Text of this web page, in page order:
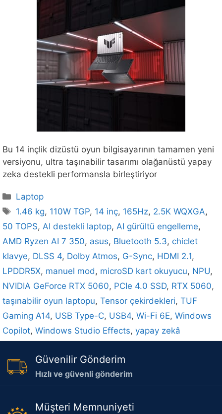
Bu 14 inçlik dizüstü oyun bilgisayarının tamamen yeni
versiyonu, ultra taşınabilir tasarımı olağanüstü yapay
zeka destekli performansla birleştiriyor
Kategoriler
Laptop
Etiketler
1.46 kg, 110W TGP, 14 inç, 165Hz, 2.5K WQXGA,
50 TOPS, AI destekli laptop, AI gürültü engelleme,
AMD Ryzen AI 7 350, asus, Bluetooth 5.3, chiclet
klavye, DLSS 4, Dolby Atmos, G-Sync, HDMI 2.1,
LPDDR5X, manuel mod, microSD kart okuyucu, NPU,
NVIDIA GeForce RTX 5060, PCIe 4.0 SSD, RTX 5060,
taşınabilir oyun laptopu, Tensor çekirdekleri, TUF
Gaming A14, USB Type-C, USB4, Wi-Fi 6E, Windows
Copilot, Windows Studio Effects, yapay zekâ
Güvenilir Gönderim
Hızlı ve güvenli gönderim
Müşteri Memnuniyeti